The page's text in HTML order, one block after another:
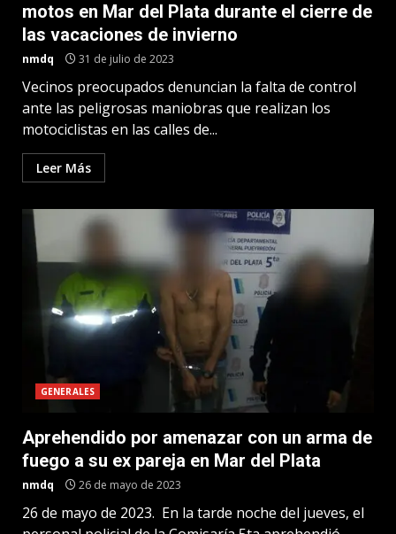
motos en Mar del Plata durante el cierre de
las vacaciones de invierno
nmdq 31 de julio de 2023
Vecinos preocupados denuncian la falta de control
ante las peligrosas maniobras que realizan los
motociclistas en las calles de...
Leer Más
GENERALES
Aprehendido por amenazar con un arma de
fuego a su ex pareja en Mar del Plata
nmdq 26 de mayo de 2023
26 de mayo de 2023. En la tarde noche del jueves, el